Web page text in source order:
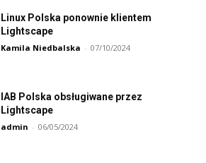
Linux Polska ponownie klientem
Lightscape
Kamila Niedbalska - 07/10/2024
IAB Polska obsługiwane przez
Lightscape
admin - 06/05/2024